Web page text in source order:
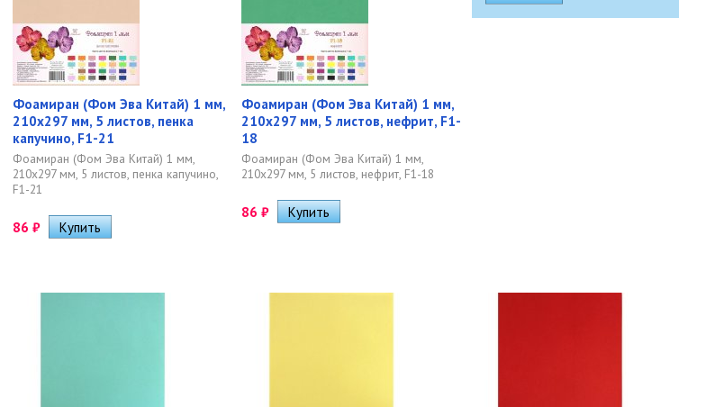
Фоамиран (Фом Эва Китай) 1 мм,
210х297 мм, 5 листов, пенка
капучино, F1-21
Фоамиран (Фом Эва Китай) 1 мм,
210х297 мм, 5 листов, пенка капучино,
F1-21
86 ₽
Фоамиран (Фом Эва Китай) 1 мм,
210х297 мм, 5 листов, нефрит, F1-
18
Фоамиран (Фом Эва Китай) 1 мм,
210х297 мм, 5 листов, нефрит, F1-18
86 ₽